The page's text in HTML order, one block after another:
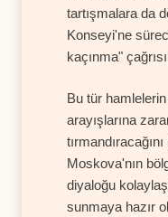
tartışmalara da
Konseyi'ne
kaçınma"
Bu tür
arayışlarına
Moskova'nın
diyaloğu
sunmaya hazır